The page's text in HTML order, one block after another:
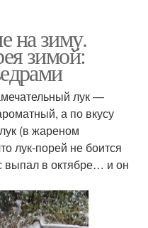
на зиму.
зимой:
лук —
а по вкусу
(в жареном
лук-порей не боится
выпал в октябре… и он